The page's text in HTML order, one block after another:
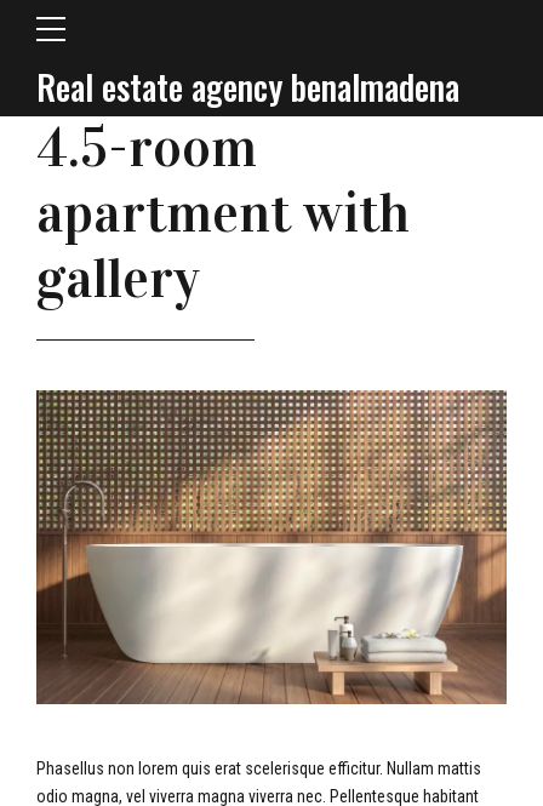
Real estate agency benalmadena
INVESTING
4.5-room
apartment with
gallery
Phasellus non lorem quis erat scelerisque efficitur. Nullam mattis
odio magna, vel viverra magna viverra nec. Pellentesque habitant